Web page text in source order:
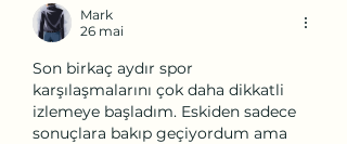
Mark
26 mai
Son birkaç aydır spor
karşılaşmalarını çok daha dikkatli
izlemeye başladım. Eskiden sadece
sonuçlara bakıp geçiyordum ama